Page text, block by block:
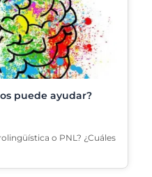
puede ayudar?
o PNL? ¿Cuáles